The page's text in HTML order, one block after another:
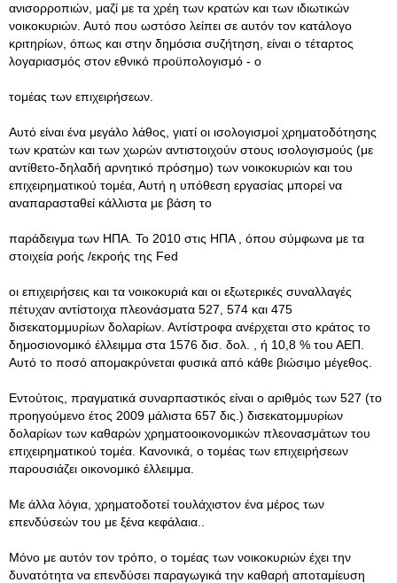
ανισορροπιών, μαζί με τα χρέη των κρατών και των ιδιωτικών
νοικοκυριών. Αυτό που ωστόσο λείπει σε αυτόν τον κατάλογο
κριτηρίων, όπως και στην δημόσια συζήτηση, είναι ο τέταρτος
λογαριασμός στον εθνικό προϋπολογισμό - ο
τομέας των επιχειρήσεων.
Αυτό είναι ένα μεγάλο λάθος, γιατί οι ισολογισμοί χρηματοδότησης
των κρατών και των χωρών αντιστοιχούν στους ισολογισμούς (με
αντίθετο-δηλαδή αρνητικό πρόσημο) των νοικοκυριών και του
επιχειρηματικού τομέα, Αυτή η υπόθεση εργασίας μπορεί να
αναπαρασταθεί κάλλιστα με βάση το
παράδειγμα των ΗΠΑ. Το 2010 στις ΗΠΑ , όπου σύμφωνα με τα
στοιχεία ροής /εκροής της Fed
οι επιχειρήσεις και τα νοικοκυριά και οι εξωτερικές συναλλαγές
πέτυχαν αντίστοιχα πλεονάσματα 527, 574 και 475
δισεκατομμυρίων δολαρίων. Αντίστροφα ανέρχεται στο κράτος το
δημοσιονομικό έλλειμμα στα 1576 δισ. δολ. , ή 10,8 % του ΑΕΠ.
Αυτό το ποσό απομακρύνεται φυσικά από κάθε βιώσιμο μέγεθος.
Εντούτοις, πραγματικά συναρπαστικός είναι ο αριθμός των 527 (το
προηγούμενο έτος 2009 μάλιστα 657 δις.) δισεκατομμυρίων
δολαρίων των καθαρών χρηματοοικονομικών πλεονασμάτων του
επιχειρηματικού τομέα. Κανονικά, ο τομέας των επιχειρήσεων
παρουσιάζει οικονομικό έλλειμμα.
Με άλλα λόγια, χρηματοδοτεί τουλάχιστον ένα μέρος των
επενδύσεών του με ξένα κεφάλαια..
Μόνο με αυτόν τον τρόπο, ο τομέας των νοικοκυριών έχει την
δυνατότητα να επενδύσει παραγωγικά την καθαρή αποταμίευση